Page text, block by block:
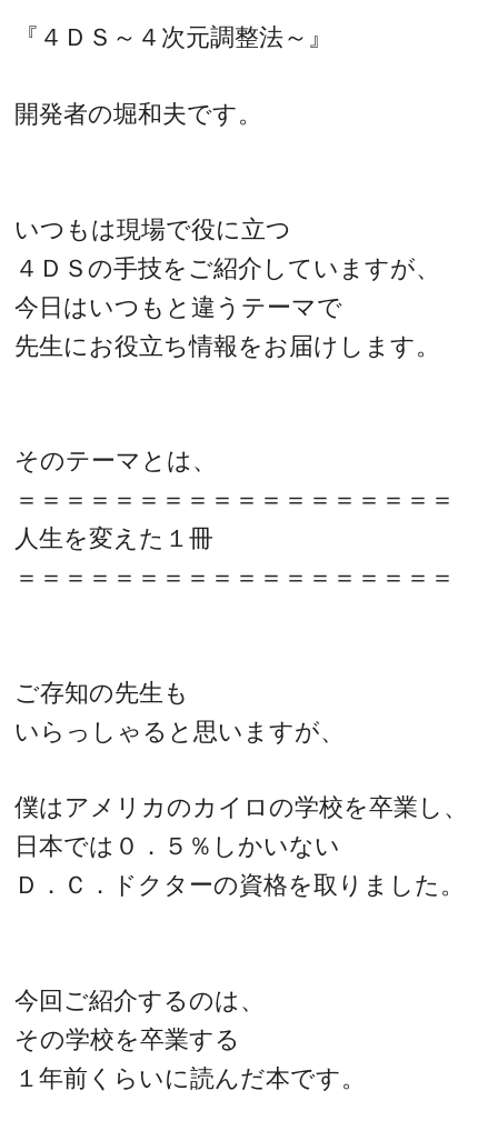
『４ＤＳ～４次元調整法～』
開発者の堀和夫です。
いつもは現場で役に立つ
４ＤＳの手技をご紹介していますが、
今日はいつもと違うテーマで
先生にお役立ち情報をお届けします。
そのテーマとは、
＝＝＝＝＝＝＝＝＝＝＝＝＝＝＝＝＝＝
人生を変えた１冊
＝＝＝＝＝＝＝＝＝＝＝＝＝＝＝＝＝＝
ご存知の先生も
いらっしゃると思いますが、
僕はアメリカのカイロの学校を卒業し、
日本では０．５％しかいない
Ｄ．Ｃ．ドクターの資格を取りました。
今回ご紹介するのは、
その学校を卒業する
１年前くらいに読んだ本です。